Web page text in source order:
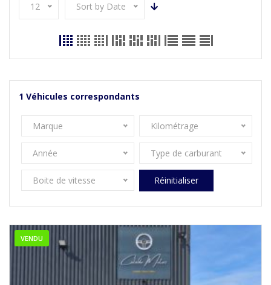
12 Sort by Date
1 Véhicules correspondants
Marque Kilométrage
Année Type de carburant
Boite de vitesse Réinitialiser
VENDU